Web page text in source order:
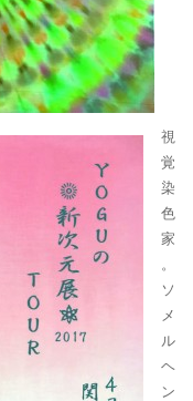
視
覚
染
色
家
。
ソ
メ
ル
ヘ
ン